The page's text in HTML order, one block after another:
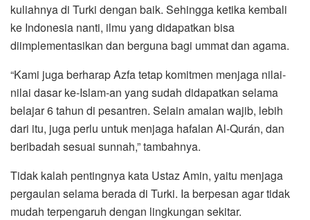
kuliahnya di Turki dengan baik. Sehingga ketika kembali
ke Indonesia nanti, ilmu yang didapatkan bisa
diimplementasikan dan berguna bagi ummat dan agama.
“Kami juga berharap Azfa tetap komitmen menjaga nilai-
nilai dasar ke-Islam-an yang sudah didapatkan selama
belajar 6 tahun di pesantren. Selain amalan wajib, lebih
dari itu, juga perlu untuk menjaga hafalan Al-Qurán, dan
beribadah sesuai sunnah,” tambahnya.
Tidak kalah pentingnya kata Ustaz Amin, yaitu menjaga
pergaulan selama berada di Turki. Ia berpesan agar tidak
mudah terpengaruh dengan lingkungan sekitar.